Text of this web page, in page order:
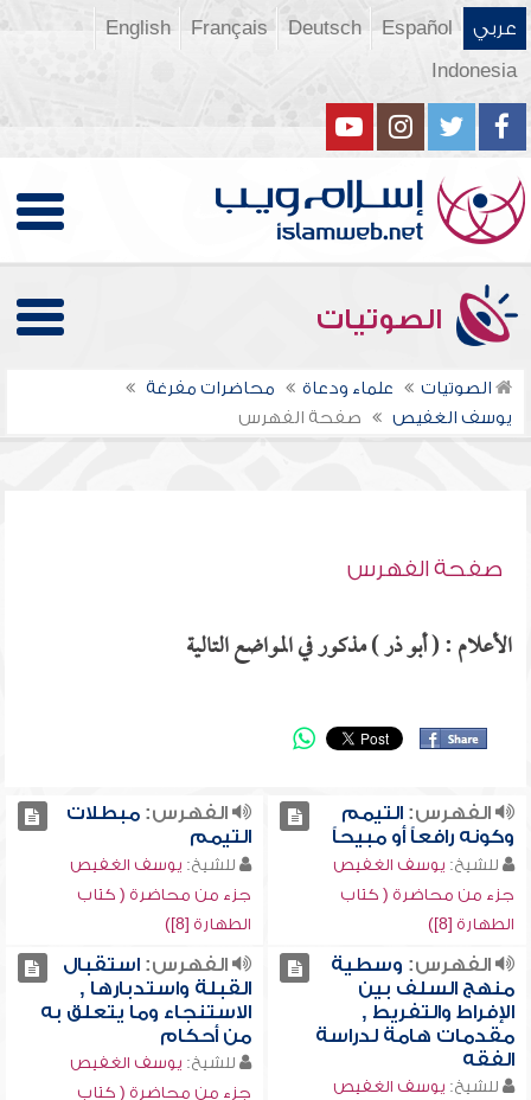
عربي Español
Deutsch
Français
English
Indonesia
الصوتيات
الصوتيات علماء ودعاة
محاضرات مفرغة
يوسف الغفيص
صفحة الفهرس
صفحة الفهرس
الأعلام : ( أبو ذر ) مذكور في المواضع التالية
الفهرس:التيمم
وكونه رافعاً أو مبيحاً
للشيخ: يوسف الغفيص
جزء من محاضرة ( كتاب
الطهارة [8])
الفهرس:مبطلات
التيمم
للشيخ: يوسف الغفيص
جزء من محاضرة ( كتاب
الطهارة [8])
الفهرس: وسطية
منهج السلف بين
الإفراط والتفريط ,
مقدمات هامة لدراسة
الفقه
للشيخ: يوسف الغفيص
الفهرس:استقبال
القبلة واستدبارها ,
الاستنجاء وما يتعلق به
من أحكام
للشيخ: يوسف الغفيص
جزء من محاضرة ( كتاب